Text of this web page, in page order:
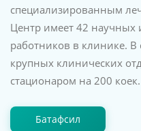
специализированным
Центр имеет 42 научных
работников в клинике. В
крупных клинических
стационаром на 200 коек.
Батафсил